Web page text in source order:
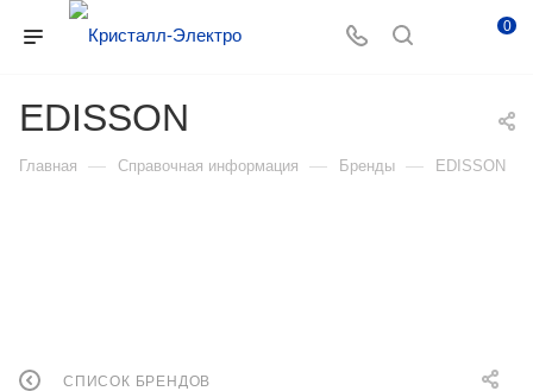
0
EDISSON
Главная — Справочная информация — Бренды — EDISSON
СПИСОК БРЕНДОВ